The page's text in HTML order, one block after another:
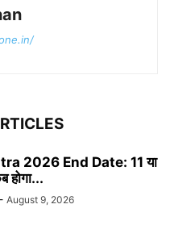
2026 End Date: 11 या
होगा...
- August 9, 2026